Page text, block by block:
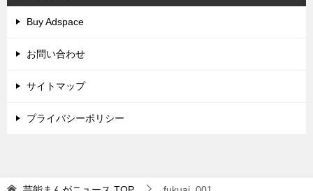
Buy Adspace
お問い合わせ
サイトマップ
プライバシーポリシー